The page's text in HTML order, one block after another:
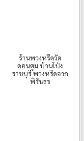
ร้านพวงหรีดวัด
ดอนตูม บ้านโป่ง
ราชบุรี พวงหรีดจาก
พิรันธร